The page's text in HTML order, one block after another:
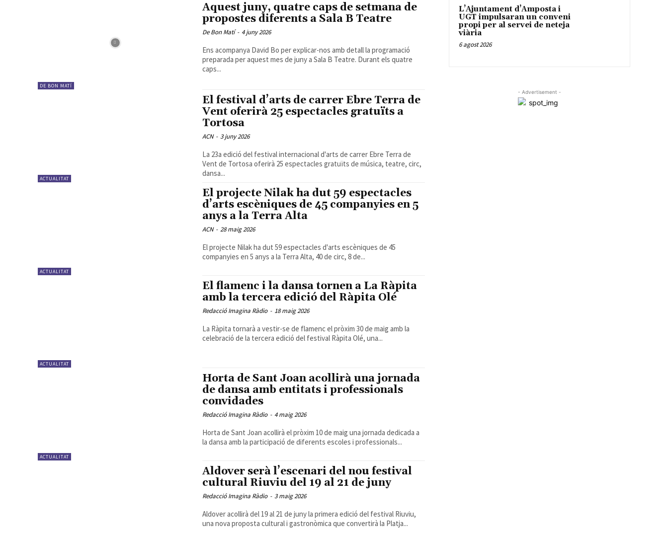
DE BON MATÍ
Aquest juny, quatre caps de setmana de
propostes diferents a Sala B Teatre
De Bon Matí - 4 juny 2026
Ens acompanya David Bo per explicar-nos amb detall la programació
preparada per aquest mes de juny a Sala B Teatre. Durant els quatre
caps...
ACTUALITAT
El festival d’arts de carrer Ebre Terra de
Vent oferirà 25 espectacles gratuïts a
Tortosa
ACN - 3 juny 2026
La 23a edició del festival internacional d'arts de carrer Ebre Terra de
Vent de Tortosa oferirà 25 espectacles gratuïts de música, teatre, circ,
dansa...
ACTUALITAT
El projecte Nilak ha dut 59 espectacles
d’arts escèniques de 45 companyies en 5
anys a la Terra Alta
ACN - 28 maig 2026
El projecte Nilak ha dut 59 espectacles d'arts escèniques de 45
companyies en 5 anys a la Terra Alta, 40 de circ, 8 de...
ACTUALITAT
El flamenc i la dansa tornen a La Ràpita
amb la tercera edició del Ràpita Olé
Redacció Imagina Ràdio - 18 maig 2026
La Ràpita tornarà a vestir-se de flamenc el pròxim 30 de maig amb la
celebració de la tercera edició del festival Ràpita Olé, una...
ACTUALITAT
Horta de Sant Joan acollirà una jornada
de dansa amb entitats i professionals
convidades
Redacció Imagina Ràdio - 4 maig 2026
Horta de Sant Joan acollirà el pròxim 10 de maig una jornada dedicada a
la dansa amb la participació de diferents escoles i professionals...
Aldover serà l’escenari del nou festival
cultural Riuviu del 19 al 21 de juny
Redacció Imagina Ràdio - 3 maig 2026
Aldover acollirà del 19 al 21 de juny la primera edició del festival Riuviu,
una nova proposta cultural i gastronòmica que convertirà la Platja...
L’Ajuntament d’Amposta i
UGT impulsaran un conveni
propi per al servei de neteja
viària
6 agost 2026
- Advertisement -